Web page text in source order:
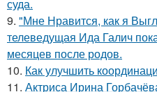
суда.
9. "Мне Нравится, как я
телеведущая Ида Галич
месяцев после родов.
10. Как улучшить
11. Актриса Ирина